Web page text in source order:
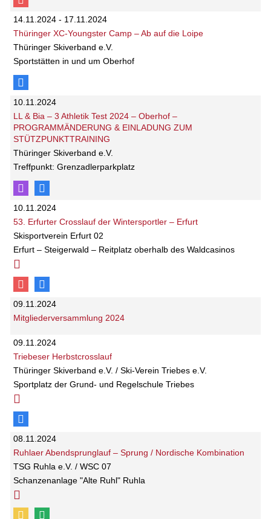
14.11.2024 - 17.11.2024
Thüringer XC-Youngster Camp – Ab auf die Loipe
Thüringer Skiverband e.V.
Sportstätten in und um Oberhof
10.11.2024
LL & Bia – 3 Athletik Test 2024 – Oberhof –
PROGRAMMÄNDERUNG & EINLADUNG ZUM
STÜTZPUNKTTRAINING
Thüringer Skiverband e.V.
Treffpunkt: Grenzadlerparkplatz
10.11.2024
53. Erfurter Crosslauf der Wintersportler – Erfurt
Skisportverein Erfurt 02
Erfurt – Steigerwald – Reitplatz oberhalb des Waldcasinos
09.11.2024
Mitgliederversammlung 2024
09.11.2024
Triebeser Herbstcrosslauf
Thüringer Skiverband e.V. / Ski-Verein Triebes e.V.
Sportplatz der Grund- und Regelschule Triebes
08.11.2024
Ruhlaer Abendsprunglauf – Sprung / Nordische Kombination
TSG Ruhla e.V. / WSC 07
Schanzenanlage "Alte Ruhl" Ruhla